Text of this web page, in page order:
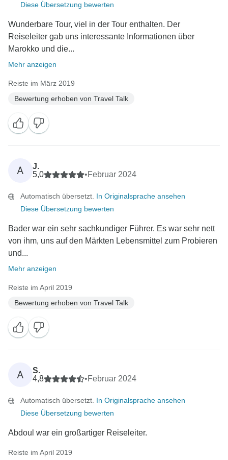
Diese Übersetzung bewerten
Wunderbare Tour, viel in der Tour enthalten. Der
Reiseleiter gab uns interessante Informationen über
Marokko und die...
Mehr anzeigen
Reiste im März 2019
Bewertung erhoben von Travel Talk
A
J.
5,0
•Februar 2024
Automatisch übersetzt. In Originalsprache ansehen
Diese Übersetzung bewerten
Bader war ein sehr sachkundiger Führer. Es war sehr nett
von ihm, uns auf den Märkten Lebensmittel zum Probieren
und...
Mehr anzeigen
Reiste im April 2019
Bewertung erhoben von Travel Talk
A
S.
4,8
•Februar 2024
Automatisch übersetzt. In Originalsprache ansehen
Diese Übersetzung bewerten
Abdoul war ein großartiger Reiseleiter.
Reiste im April 2019